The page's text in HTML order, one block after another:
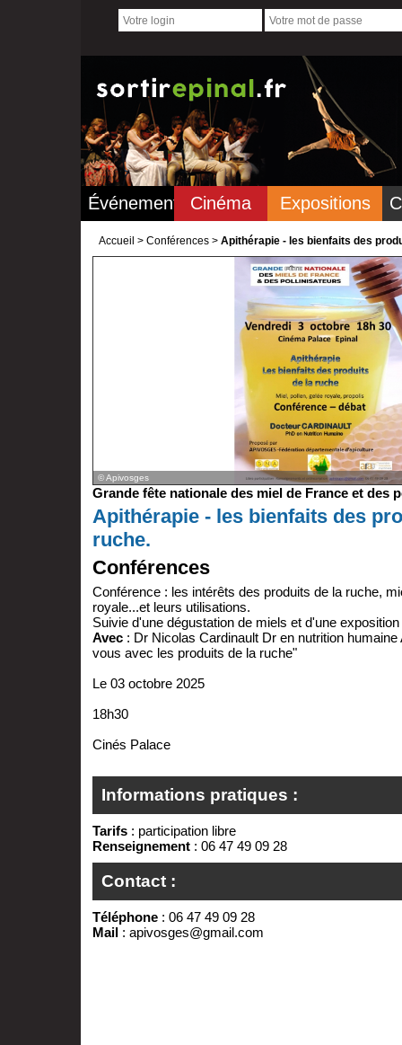
Événements Cinéma Expositions
Accueil > Conférences > Apithérapie - les bienfaits des
© Apivosges
Grande fête nationale des miel de France et des
Apithérapie - les bienfaits des
ruche.
Conférences
Conférence : les intérêts des produits de la ruche,
royale...et leurs utilisations.
Suivie d'une dégustation de miels et d'une
Avec : Dr Nicolas Cardinault Dr en nutrition
vous avec les produits de la ruche"
Le 03 octobre 2025
18h30
Cinés Palace
Informations pratiques :
Tarifs: participation libre
Renseignement : 06 47 49 09 28
Contact :
Téléphone : 06 47 49 09 28
Mail : apivosges@gmail.com